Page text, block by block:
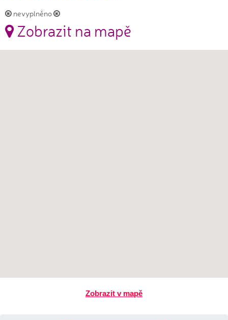
nevyplněno
Zobrazit na mapě
Zobrazit v mapě